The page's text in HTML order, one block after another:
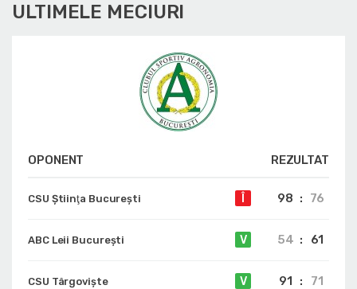
ULTIMELE MECIURI
OPONENT REZULTAT
CSU Ştiinţa Bucureşti 98 : 76
ABC Leii București V 54 : 61
CSU Târgoviște V 91 : 71